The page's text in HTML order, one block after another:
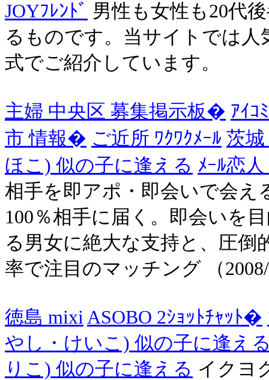
JOYﾌﾚﾝﾄﾞ 男性も女性も20代
るものです。当サイトでは
式でご紹介しています。
主婦 中央区 募集掲示板� ｱｲｺ
市 情報� ご近所 ﾜｸﾜｸﾒｰﾙ 茨城
ほこ) 似の子に逢える ﾒｰﾙ恋
相手を即アポ・即会いで会え
100％相手に届く。即会いを
る男女に絶大な支持と、圧倒
率で注目のマッチング （2008/
徳島 mixiASOBO 2ｼｮｯﾄﾁｬｯﾄ�
やし・けいこ) 似の子に逢え
りこ) 似の子に逢える イクヨ